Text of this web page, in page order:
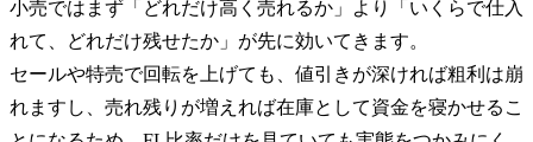
小売ではまず「どれだけ高く売れるか」より「いくらで仕入
れて、どれだけ残せたか」が先に効いてきます。
セールや特売で回転を上げても、値引きが深ければ粗利は崩
れますし、売れ残りが増えれば在庫として資金を寝かせるこ